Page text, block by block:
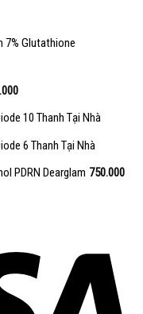
7% Glutathione
10 Thanh Tại Nhà
6 Thanh Tại Nhà
PDRN Dearglam 750.000